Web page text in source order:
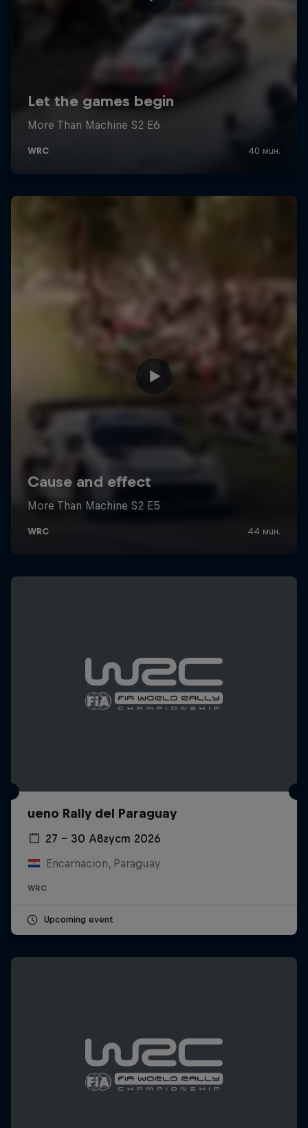
ueno Rally del Paraguay
27 – 30 Август 2026
Encarnacion, Paraguay
WRC
Upcoming event